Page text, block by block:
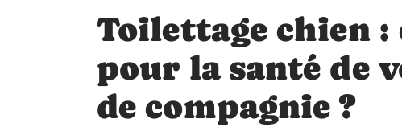
Toilettage chien :
pour la santé de
de compagnie ?